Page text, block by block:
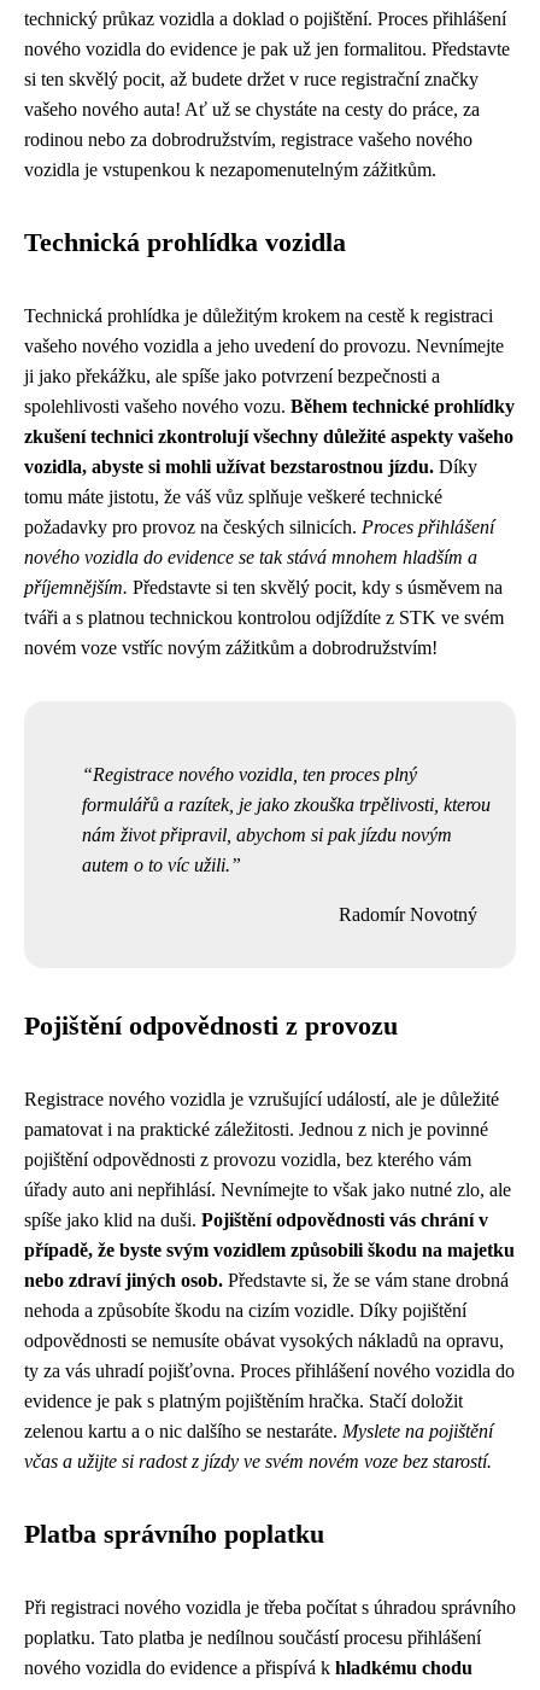
technický průkaz vozidla a doklad o pojištění. Proces přihlášení
nového vozidla do evidence je pak už jen formalitou. Představte
si ten skvělý pocit, až budete držet v ruce registrační značky
vašeho nového auta! Ať už se chystáte na cesty do práce, za
rodinou nebo za dobrodružstvím, registrace vašeho nového
vozidla je vstupenkou k nezapomenutelným zážitkům.
Technická prohlídka vozidla
Technická prohlídka je důležitým krokem na cestě k registraci
vašeho nového vozidla a jeho uvedení do provozu. Nevnímejte
ji jako překážku, ale spíše jako potvrzení bezpečnosti a
spolehlivosti vašeho nového vozu. Během technické prohlídky
zkušení technici zkontrolují všechny důležité aspekty vašeho
vozidla, abyste si mohli užívat bezstarostnou jízdu. Díky
tomu máte jistotu, že váš vůz splňuje veškeré technické
požadavky pro provoz na českých silnicích. Proces přihlášení
nového vozidla do evidence se tak stává mnohem hladším a
příjemnějším. Představte si ten skvělý pocit, kdy s úsměvem na
tváři a s platnou technickou kontrolou odjíždíte z STK ve svém
novém voze vstříc novým zážitkům a dobrodružstvím!
Registrace nového vozidla, ten proces plný
formulářů a razítek, je jako zkouška trpělivosti, kterou
nám život připravil, abychom si pak jízdu novým
autem o to víc užili.
Radomír Novotný
Pojištění odpovědnosti z provozu
Registrace nového vozidla je vzrušující událostí, ale je důležité
pamatovat i na praktické záležitosti. Jednou z nich je povinné
pojištění odpovědnosti z provozu vozidla, bez kterého vám
úřady auto ani nepřihlásí. Nevnímejte to však jako nutné zlo, ale
spíše jako klid na duši. Pojištění odpovědnosti vás chrání v
případě, že byste svým vozidlem způsobili škodu na majetku
nebo zdraví jiných osob. Představte si, že se vám stane drobná
nehoda a způsobíte škodu na cizím vozidle. Díky pojištění
odpovědnosti se nemusíte obávat vysokých nákladů na opravu,
ty za vás uhradí pojišťovna. Proces přihlášení nového vozidla do
evidence je pak s platným pojištěním hračka. Stačí doložit
zelenou kartu a o nic dalšího se nestaráte. Myslete na pojištění
včas a užijte si radost z jízdy ve svém novém voze bez starostí.
Platba správního poplatku
Při registraci nového vozidla je třeba počítat s úhradou správního
poplatku. Tato platba je nedílnou součástí procesu přihlášení
nového vozidla do evidence a přispívá k hladkému chodu